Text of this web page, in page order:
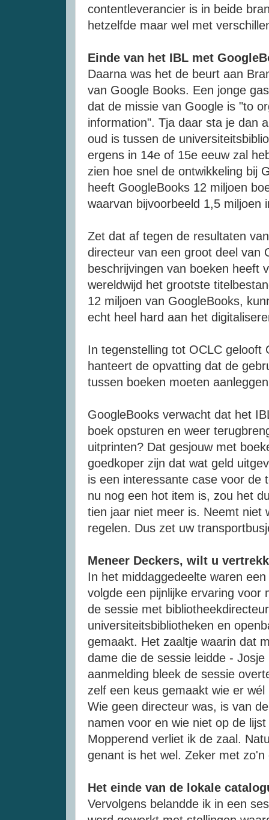
contentleverancier is in beide
hetzelfde maar wel met
Einde van het IBL met
Daarna was het de beurt aan
van Google Books. Een jonge
dat de missie van Google is "to
information". Tja daar sta je dan
oud is tussen de
ergens in 14e of 15e eeuw zal
zien hoe snel de ontwikkeling bij
heeft GoogleBooks 12 miljoen
waarvan bijvoorbeeld 1,5 miljoen
Zet dat af tegen de resultaten
directeur van een groot deel van
beschrijvingen van boeken heeft
wereldwijd het grootste
12 miljoen van GoogleBooks,
echt heel hard aan het
In tegenstelling tot OCLC gelooft
hanteert de opvatting dat de
tussen boeken moeten
GoogleBooks verwacht dat het
boek opsturen en weer
uitprinten? Dat gesjouw met
goedkoper zijn dat wat geld
is een interessante case voor de
nu nog een hot item is, zou het
tien jaar niet meer is. Neemt niet
regelen. Dus zet uw
Meneer Deckers, wilt u
In het middaggedeelte waren
volgde een pijnlijke ervaring voor
de sessie met
universiteitsbibliotheken en
gemaakt. Het zaaltje waarin dat
dame die de sessie leidde -
aanmelding bleek de sessie
zelf een keus gemaakt wie er
Wie geen directeur was, is van
namen voor en wie niet op de
Mopperend verliet ik de zaal.
genant is het wel. Zeker met
Het einde van de lokale
Vervolgens belandde ik in een